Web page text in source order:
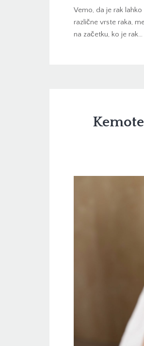
Vemo, da je rak
različne vrste raka,
na začetku, ko je rak…